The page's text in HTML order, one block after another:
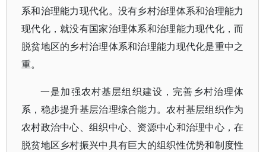
系和治理能力现代化。没有乡村治理体系和治理能力
现代化，就没有国家治理体系和治理能力现代化，而
脱贫地区的乡村治理体系和治理能力现代化是重中之
重。
一是加强农村基层组织建设，完善乡村治理体
系，稳步提升基层治理综合能力。农村基层组织作为
农村政治中心、组织中心、资源中心和治理中心，在
脱贫地区乡村振兴中具有巨大的组织性优势和制度性